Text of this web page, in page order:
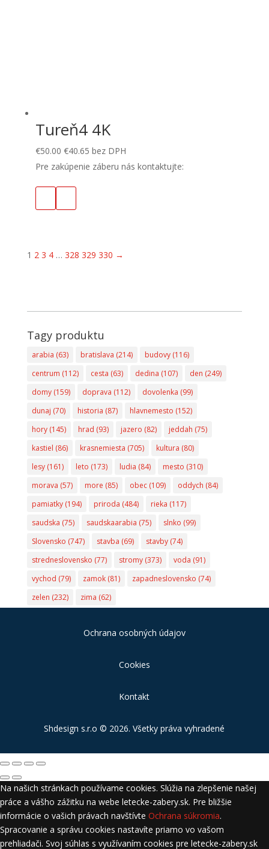
Tureň4 4K
€50.00 €40.65 bez DPH
Pre zakúpenie záberu nás kontaktujte:
1 2 3 4 … 328 329 330 →
Tagy produktu
arabia (63) bratislava (214) budovy(116)
centrum (112) cesta (63) dedina (107) den (249)
domy(159) doprava (112) dovolenka (99)
dunaj (70) historia (87) hlavnemesto (152)
hory(145) hrad (93) jazero (82) jeddah (75)
kastiel (86) krasnemiesta (705) kultura (80)
lesy(161) leto (173) ludia (84) mesto (310)
morava (57) more (85) obec(109) oddych (84)
pamiatky(194) priroda (484) rieka (117)
saudska (75) saudskaarabia (75) slnko (99)
Slovensko (747) stavba (69) stavby(74)
stredneslovensko (77) stromy(373) voda (91)
vychod (79) zamok(81) zapadneslovensko (74)
zelen (232) zima (62)
Ochrana osobných údajov
Cookies
Kontakt
Shdesign s.r.o © 2026. Všetky práva vyhradené
Na našich stránkach používame cookies. Slúžia na zlepšenie našej
práce a vášho zážitku na webe letecke-zabery.sk. Pre bližšie
informácie o vašich právach navštívte Ochrana súkromia.
Spracovanie a správu cookies nastavíte priamo vo vašom
prehliadači. Svoj súhlas s využívaním cookies pre letecke-zabery.sk